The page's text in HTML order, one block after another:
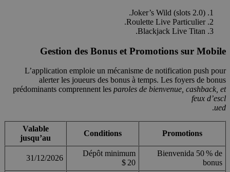
Joker’s Wild (slots 2.0).
Roulette Live Particulier.
Blackjack Live Titan.
Gestion des Bonus et Promotions sur Mobile
L’application emploie un mécanisme de notification push pour
alerter les joueurs des bonus à temps. Les foyers de bonus
prédominants comprennent les paroles de bienvenue, cashback, et
feux d’escl
ued
.
Promotions
Conditions
Valable
jusqu’au
Bienvenida 50 % de
bonus
Dépôt minimum
20 $
31/12/2026